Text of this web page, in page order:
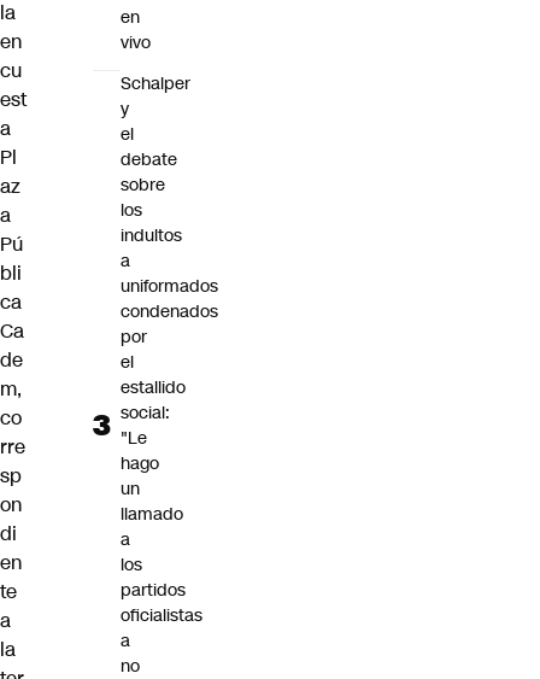
la
en
cu
est
a
Pl
az
a
Pú
bli
ca
Ca
de
m,
co
rre
sp
on
di
en
te
a
la
en
vivo
Schalper
y
el
debate
sobre
los
indultos
a
uniformados
condenados
por
el
estallido
social:
"Le
hago
un
llamado
a
los
partidos
oficialistas
a
no